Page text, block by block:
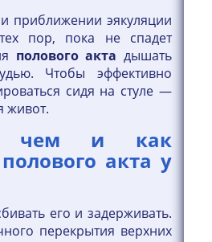
приближении эякуляции
пор, пока не спадет
полового акта дышать
Чтобы эффективно
сидя на стуле —
живот.
чем и как
акта у
его и задерживать.
перекрытия верхних